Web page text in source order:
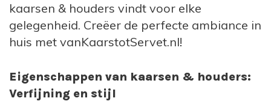
kaarsen & houders vindt voor elke
gelegenheid. Creëer de perfecte ambiance in
huis met vanKaarstotServet.nl!
Eigenschappen van kaarsen & houders:
Verfijning en stijl